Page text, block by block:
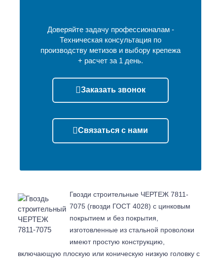
Доверяйте задачу профессионалам -
Техническая консультация по
производству метизов и выбору крепежа
+ расчет за 1 день.
Заказать звонок
Связаться с нами
Гвозди строительные ЧЕРТЕЖ 7811-
7075 (гвозди ГОСТ 4028) с цинковым
покрытием и без покрытия,
изготовленные из стальной проволоки
имеют простую конструкцию,
включающую плоскую или коническую низкую головку с